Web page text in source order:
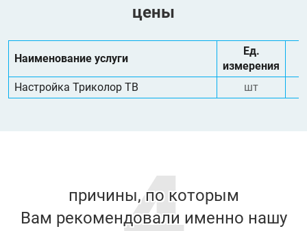
цены
Наименование услуги
Ед.
измерения
Настройка Триколор ТВ
шт
причины, по которым
Вам рекомендовали именно нашу